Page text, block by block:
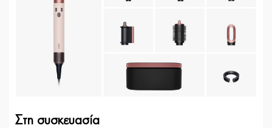
Στη συσκευασία